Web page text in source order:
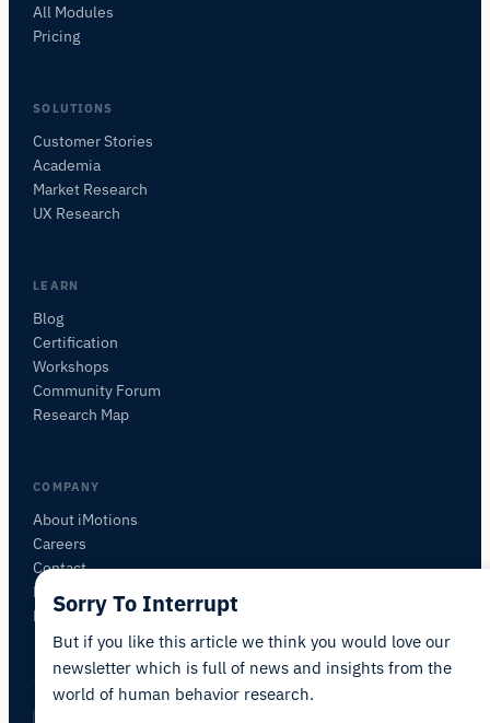
All Modules
Pricing
SOLUTIONS
Customer Stories
Academia
Market Research
UX Research
LEARN
Blog
Certification
Workshops
Community Forum
Research Map
COMPANY
About iMotions
Careers
Contact
My iMotions
Newsletter
研究方法、製品、センサー、SDK、リソースに
この記事について質問
この記事を要約
これをどう応用できますか？
Sorry To Interrupt
But if you like this article we think you would love our
newsletter which is full of news and insights from the
world of human behavior research.